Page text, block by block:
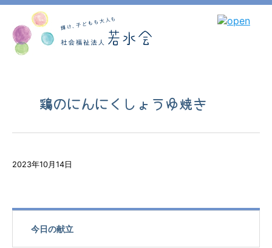
鶏のにんにくしょうゆ焼き
2023年10月14日
今日の献立